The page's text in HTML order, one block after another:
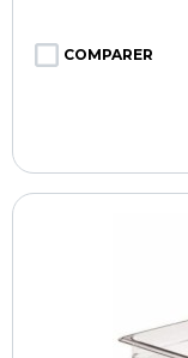
COMPARER